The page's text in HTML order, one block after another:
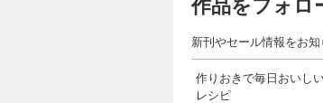
新刊やセール情報をお知
作りおきで毎日おいし
レシピ